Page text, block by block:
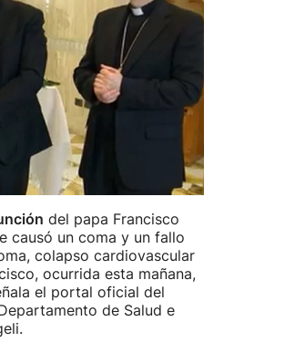
del papa Francisco
causó un coma y un fallo
colapso cardiovascular
ocurrida esta mañana,
el portal oficial del
de Salud e